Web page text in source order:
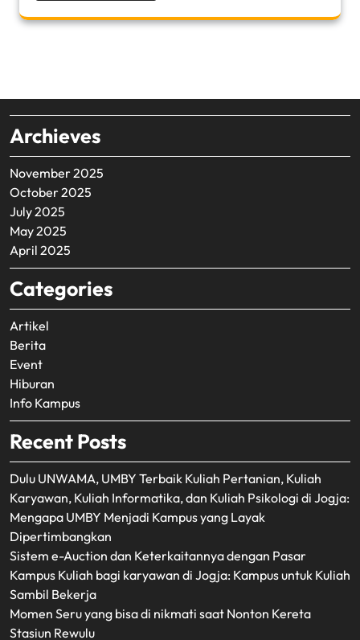
Archieves
November 2025
October 2025
July 2025
May 2025
April 2025
Categories
Artikel
Berita
Event
Hiburan
Info Kampus
Recent Posts
Dulu UNWAMA, UMBY Terbaik Kuliah Pertanian, Kuliah
Karyawan, Kuliah Informatika, dan Kuliah Psikologi di Jogja:
Mengapa UMBY Menjadi Kampus yang Layak
Dipertimbangkan
Sistem e-Auction dan Keterkaitannya dengan Pasar
Kampus Kuliah bagi karyawan di Jogja: Kampus untuk Kuliah
Sambil Bekerja
Momen Seru yang bisa di nikmati saat Nonton Kereta
Stasiun Rewulu